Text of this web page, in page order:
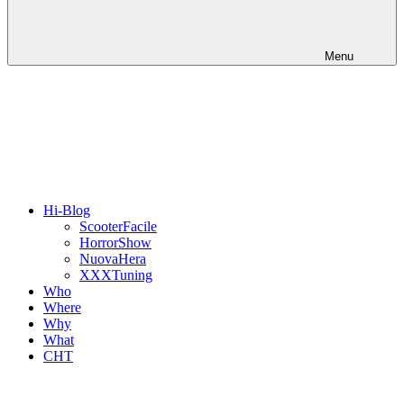
Menu
Hi-Blog
ScooterFacile
HorrorShow
NuovaHera
XXXTuning
Who
Where
Why
What
CHT